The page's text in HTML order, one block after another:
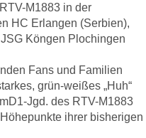
M1883 in der
HC Erlangen (Serbien),
Köngen Plochingen
Fans und Familien
grün-weißes „Huh“
Jgd. des RTV-M1883
ihrer bisherigen